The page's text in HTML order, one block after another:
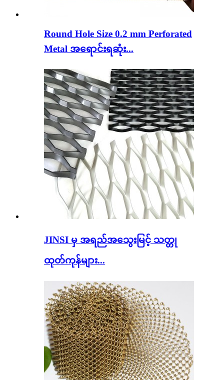
Round Hole Size 0.2 mm Perforated
Metal အရောင်းရဆုံး...
JINSI မှ အရည်အသွေးမြင့် သတ္တု
ထုတ်ကုန်များ...